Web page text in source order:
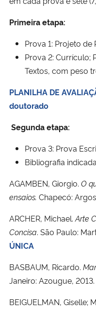
Primeira etapa:
Prova 1: Projeto de
Prova 2: Currículo;
Textos, com peso
PLANILHA DE
doutorado
Segunda etapa:
Prova 3: Prova
Bibliografia
AGAMBEN, Giorgio. O
ensaios. Chapecó:
ARCHER, Michael. Arte
Concisa. São Paulo:
ÚNICA
BASBAUM, Ricardo.
Janeiro: Azougue, 2013.
BEIGUELMAN, Giselle;